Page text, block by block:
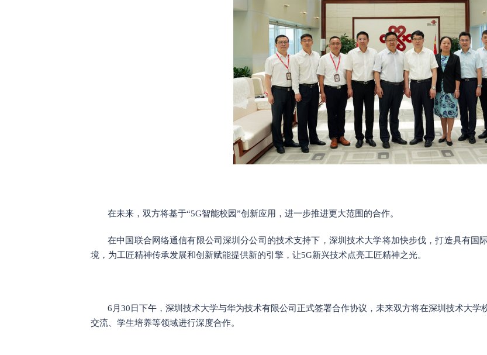
在未来，双方将基于“5G智能校园”创新应用，进一步推进更大范围的合作。
在中国联合网络通信有限公司深圳分公司的技术支持下，深圳技术大学将加快步伐，打造具有国
境，为工匠精神传承发展和创新赋能提供新的引擎，让5G新兴技术点亮工匠精神之光。
6月30日下午，深圳技术大学与华为技术有限公司正式签署合作协议，未来双方将在深圳技术大
交流、学生培养等领域进行深度合作。